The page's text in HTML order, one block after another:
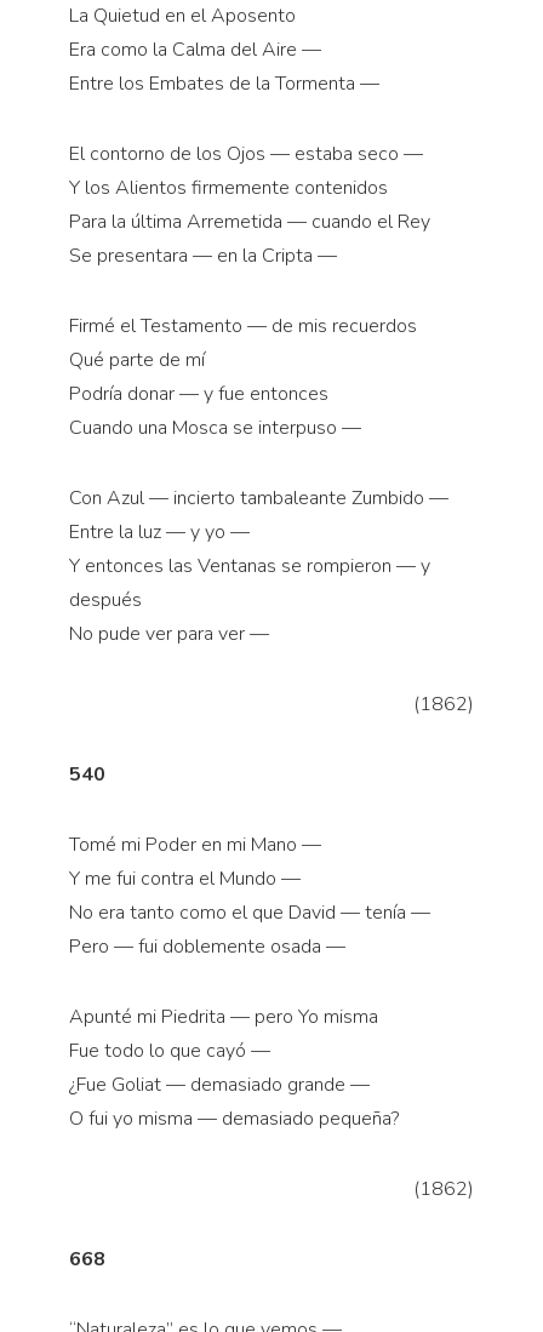
La Quietud en el Aposento
Era como la Calma del Aire —
Entre los Embates de la Tormenta —
El contorno de los Ojos — estaba seco —
Y los Alientos firmemente contenidos
Para la última Arremetida — cuando el Rey
Se presentara — en la Cripta —
Firmé el Testamento — de mis recuerdos
Qué parte de mí
Podría donar — y fue entonces
Cuando una Mosca se interpuso —
Con Azul — incierto tambaleante Zumbido —
Entre la luz — y yo —
Y entonces las Ventanas se rompieron — y
después
No pude ver para ver —
(1862)
540
Tomé mi Poder en mi Mano —
Y me fui contra el Mundo —
No era tanto como el que David — tenía —
Pero — fui doblemente osada —
Apunté mi Piedrita — pero Yo misma
Fue todo lo que cayó —
¿Fue Goliat — demasiado grande —
O fui yo misma — demasiado pequeña?
(1862)
668